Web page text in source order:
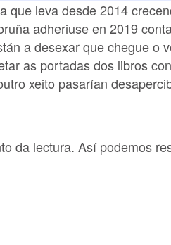
que leva desde 2014
adheriuse en 2019
a desexar que chegue o
as portadas dos libros
xeito pasarían
da lectura. Así podemos